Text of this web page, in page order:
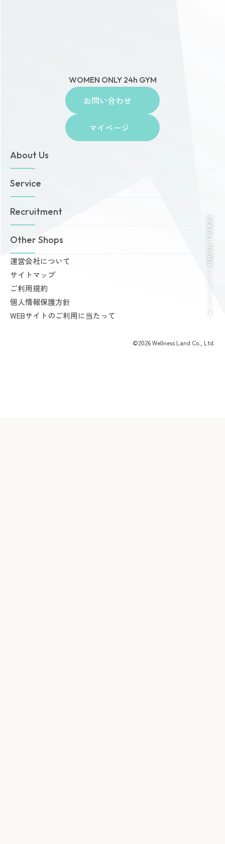
WOMEN ONLY 24h GYM
お問い合わせ
マイページ
About Us
お知らせ
店舗一覧
ご予約から無料体験・見学までの流れ
料金案内
入会手続きのご案内
お支払いについて
よくあるご質問
会員様からいただいた声
Service
Amazonesのパーソナルトレーニング
AI姿勢診断・改善
Recruitment
Other Shops
完全個室PRIVATE GYM Highness
24時間ジム Amazones & Hercules
AMAZONES ONLINE SHOP
運営会社について
サイトマップ
ご利用規約
個人情報保護方針
WEBサイトのご利用に当たって
©2026 Wellness Land Co., Ltd.
SCROLL DOWN